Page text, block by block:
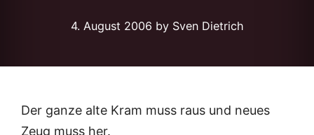
4. August 2006 by Sven Dietrich
Der ganze alte Kram muss raus und neues
Zeug muss her.